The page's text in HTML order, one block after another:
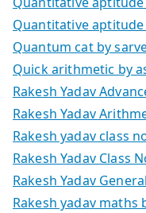
Quantitative
Quantum cat by
Quick arithmetic by
Rakesh Yadav
Rakesh Yadav
Rakesh yadav class
Rakesh Yadav Class
Rakesh Yadav
Rakesh yadav maths